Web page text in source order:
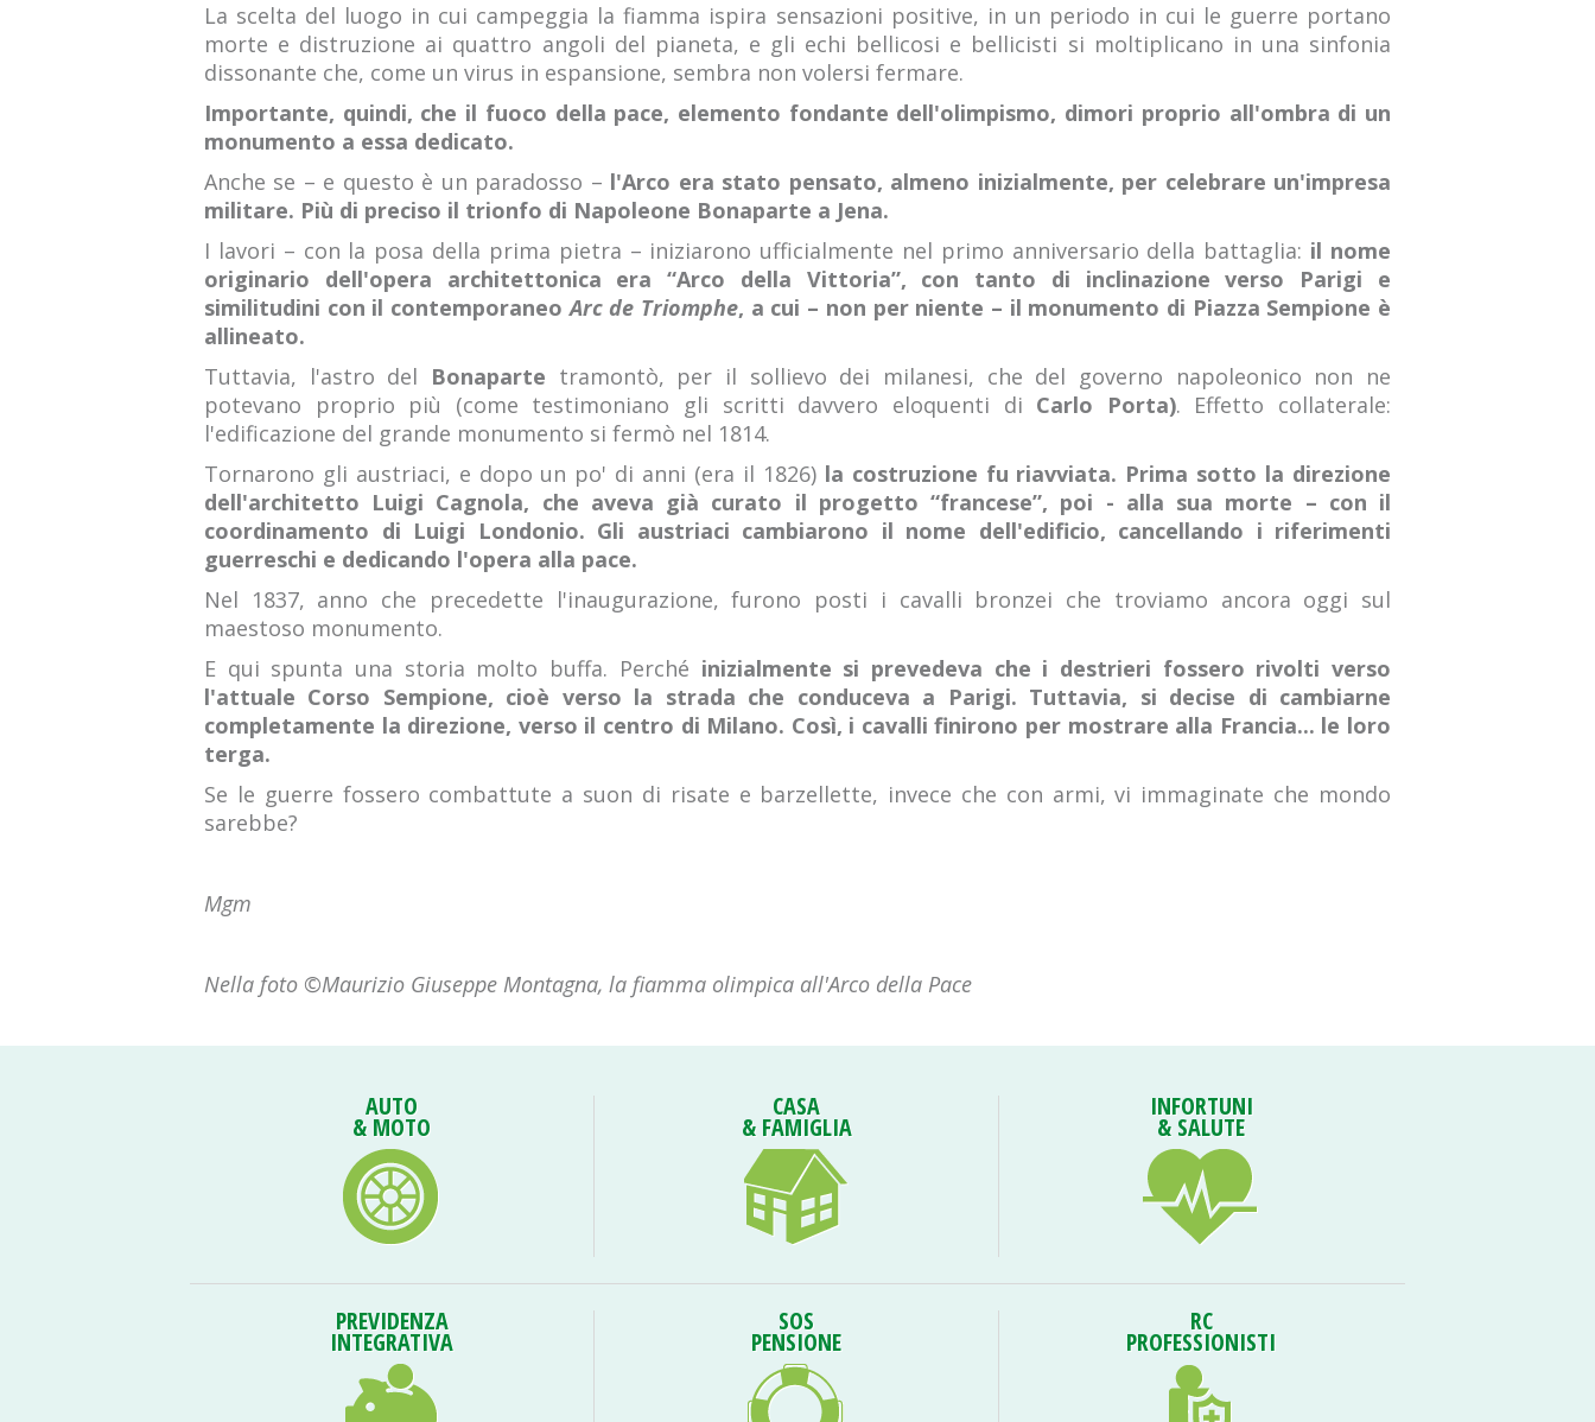
La scelta del luogo in cui campeggia la fiamma ispira sensazioni positive, in un periodo in cui le guerre portano
morte e distruzione ai quattro angoli del pianeta, e gli echi bellicosi e bellicisti si moltiplicano in una sinfonia
dissonante che, come un virus in espansione, sembra non volersi fermare.
Importante, quindi, che il fuoco della pace, elemento fondante dell'olimpismo, dimori proprio all'ombra di un
monumento a essa dedicato.
Anche se – e questo è un paradosso – l'Arco era stato pensato, almeno inizialmente, per celebrare un'impresa
militare. Più di preciso il trionfo di Napoleone Bonaparte a Jena.
I lavori – con la posa della prima pietra – iniziarono ufficialmente nel primo anniversario della battaglia: il nome
originario dell'opera architettonica era “Arco della Vittoria”, con tanto di inclinazione verso Parigi e
similitudini con il contemporaneoArc de Triomphe, a cui – non per niente – il monumento di Piazza Sempione è
allineato.
Tuttavia, l'astro del Bonaparte tramontò, per il sollievo dei milanesi, che del governo napoleonico non ne
potevano proprio più (come testimoniano gli scritti davvero eloquenti di Carlo Porta). Effetto collaterale:
l'edificazione del grande monumento si fermò nel 1814.
Tornarono gli austriaci, e dopo un po' di anni (era il 1826)la costruzione fu riavviata. Prima sotto la direzione
dell'architetto Luigi Cagnola, che aveva già curato il progetto “francese”, poi - alla sua morte – con il
coordinamento di Luigi Londonio. Gli austriaci cambiarono il nome dell'edificio, cancellando i riferimenti
guerreschi e dedicando l'opera alla pace.
Nel 1837, anno che precedette l'inaugurazione, furono posti i cavalli bronzei che troviamo ancora oggi sul
maestoso monumento.
E qui spunta una storia molto buffa. Perché inizialmente si prevedeva che i destrieri fossero rivolti verso
l'attuale Corso Sempione, cioè verso la strada che conduceva a Parigi. Tuttavia, si decise di cambiarne
completamente la direzione, verso il centro di Milano. Così, i cavalli finirono per mostrare alla Francia... le loro
terga.
Se le guerre fossero combattute a suon di risate e barzellette, invece che con armi, vi immaginate che mondo
sarebbe?
Mgm
Nella foto ©Maurizio Giuseppe Montagna, la fiamma olimpica all'Arco della Pace
AUTO
& MOTO
CASA
& FAMIGLIA
INFORTUNI
& SALUTE
PREVIDENZA
INTEGRATIVA
SOS
PENSIONE
RC
PROFESSIONISTI